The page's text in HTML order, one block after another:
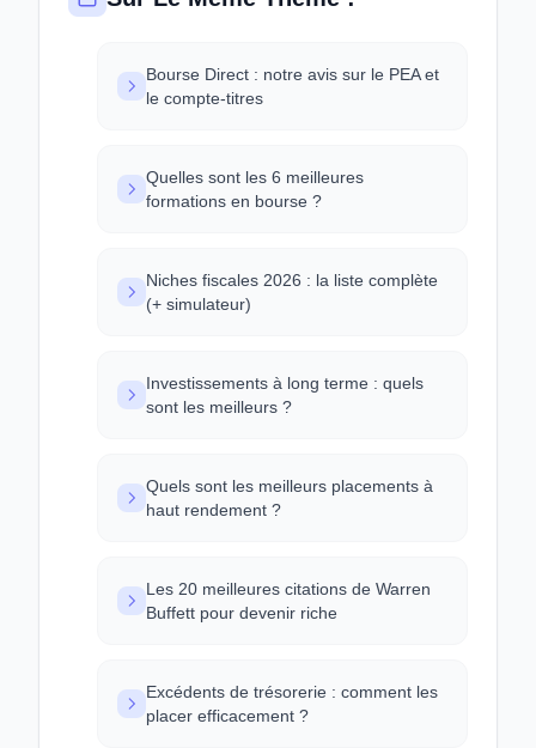
Bourse Direct : notre avis sur le PEA et
le compte-titres
Quelles sont les 6 meilleures
formations en bourse ?
Niches fiscales 2026 : la liste complète
(+ simulateur)
Investissements à long terme : quels
sont les meilleurs ?
Quels sont les meilleurs placements à
haut rendement ?
Les 20 meilleures citations de Warren
Buffett pour devenir riche
Excédents de trésorerie : comment les
placer efficacement ?